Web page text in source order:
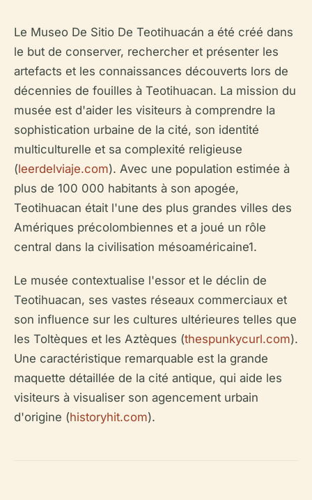
Le Museo De Sitio De Teotihuacán a été créé dans
le but de conserver, rechercher et présenter les
artefacts et les connaissances découverts lors de
décennies de fouilles à Teotihuacan. La mission du
musée est d'aider les visiteurs à comprendre la
sophistication urbaine de la cité, son identité
multiculturelle et sa complexité religieuse
(leerdelviaje.com). Avec une population estimée à
plus de 100 000 habitants à son apogée,
Teotihuacan était l'une des plus grandes villes des
Amériques précolombiennes et a joué un rôle
central dans la civilisation mésoaméricaine1.
Le musée contextualise l'essor et le déclin de
Teotihuacan, ses vastes réseaux commerciaux et
son influence sur les cultures ultérieures telles que
les Toltèques et les Aztèques (thespunkycurl.com).
Une caractéristique remarquable est la grande
maquette détaillée de la cité antique, qui aide les
visiteurs à visualiser son agencement urbain
d'origine (historyhit.com).